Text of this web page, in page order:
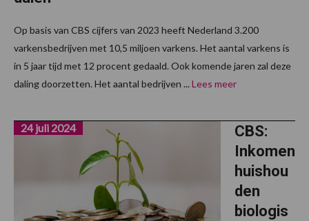
Op basis van CBS cijfers van 2023 heeft Nederland 3.200
varkensbedrijven met 10,5 miljoen varkens. Het aantal varkens is
in 5 jaar tijd met 12 procent gedaald. Ook komende jaren zal deze
daling doorzetten. Het aantal bedrijven ... Lees meer
CBS:
Inkomen
huishou
den
biologis
24 juli 2024